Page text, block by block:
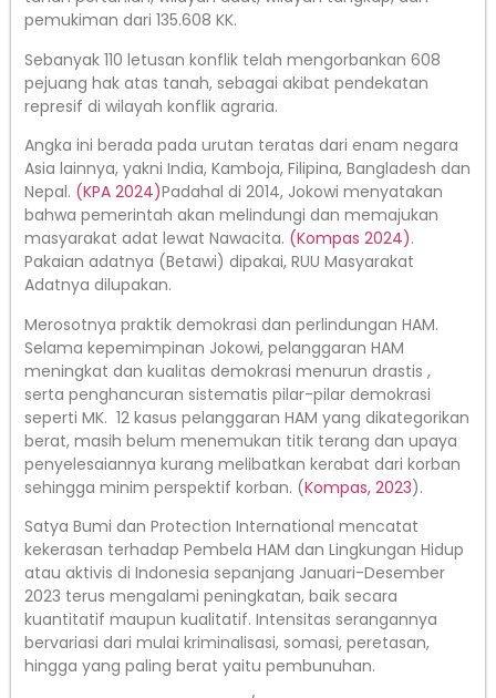
pemukiman dari 135.608 KK.
Sebanyak 110 letusan konflik telah mengorbankan 608
pejuang hak atas tanah, sebagai akibat pendekatan
represif di wilayah konflik agraria.
Angka ini berada pada urutan teratas dari enam negara
Asia lainnya, yakni India, Kamboja, Filipina, Bangladesh dan
Nepal. (KPA 2024)Padahal di 2014, Jokowi menyatakan
bahwa pemerintah akan melindungi dan memajukan
masyarakat adat lewat Nawacita. (Kompas 2024).
Pakaian adatnya (Betawi) dipakai, RUU Masyarakat
Adatnya dilupakan.
Merosotnya praktik demokrasi dan perlindungan HAM.
Selama kepemimpinan Jokowi, pelanggaran HAM
meningkat dan kualitas demokrasi menurun drastis ,
serta penghancuran sistematis pilar-pilar demokrasi
seperti MK. 12 kasus pelanggaran HAM yang dikategorikan
berat, masih belum menemukan titik terang dan upaya
penyelesaiannya kurang melibatkan kerabat dari korban
sehingga minim perspektif korban. (Kompas, 2023).
Satya Bumi dan Protection International mencatat
kekerasan terhadap Pembela HAM dan Lingkungan Hidup
atau aktivis di Indonesia sepanjang Januari-Desember
2023 terus mengalami peningkatan, baik secara
kuantitatif maupun kualitatif. Intensitas serangannya
bervariasi dari mulai kriminalisasi, somasi, peretasan,
hingga yang paling berat yaitu pembunuhan.